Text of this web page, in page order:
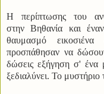
Η περίπτωσης του
στην Βηθανία και
θαυμασμό εικοσιένα
προσπάθησαν να
δώσεις εξήγηση σ' ένα
ξεδιαλύνει. Το μυστήριο